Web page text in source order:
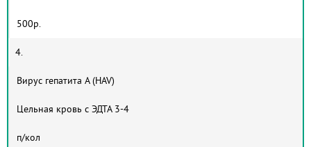
500р.
4.
Вирус гепатита А (HAV)
Цельная кровь с ЭДТА 3-4
п/кол